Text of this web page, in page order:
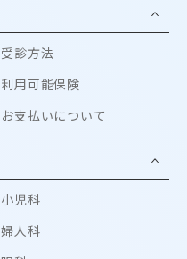
受診方法
利用可能保険
お支払いについて
小児科
婦人科